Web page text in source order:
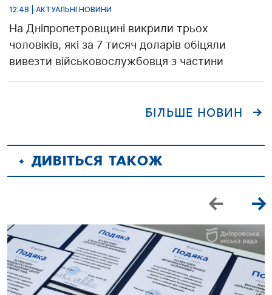
12:48 | АКТУАЛЬНІ НОВИНИ
На Дніпропетровщині викрили трьох
чоловіків, які за 7 тисяч доларів обіцяли
вивезти військовослужбовця з частини
БІЛЬШЕ НОВИН
ДИВІТЬСЯ ТАКОЖ